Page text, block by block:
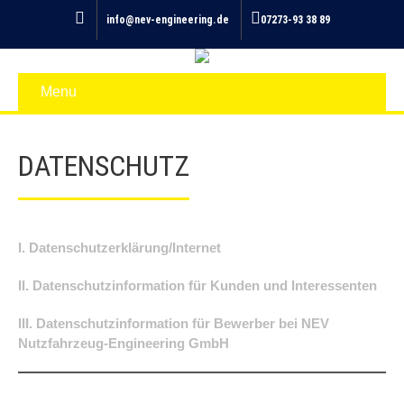
info@nev-engineering.de 07273-93 38 89
Menu
DATENSCHUTZ
I. Datenschutzerklärung/Internet
II. Datenschutzinformation für Kunden und Interessenten
III. Datenschutzinformation für Bewerber bei NEV
Nutzfahrzeug-Engineering GmbH